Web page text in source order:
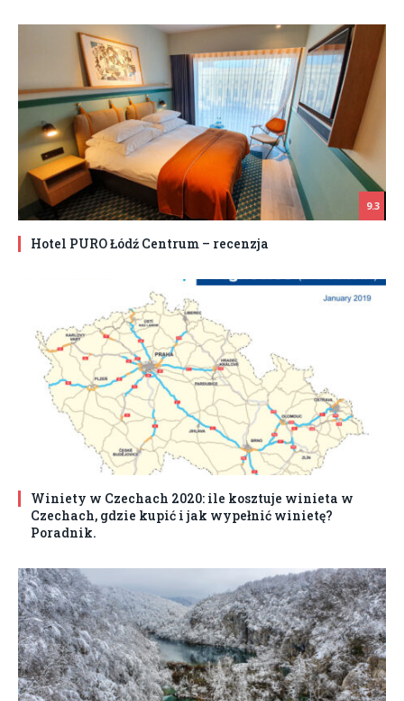
9.3
Hotel PURO Łódź Centrum – recenzja
Winiety w Czechach 2020: ile kosztuje winieta w
Czechach, gdzie kupić i jak wypełnić winietę?
Poradnik.